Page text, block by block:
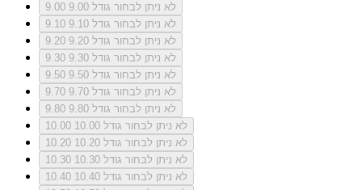
9.00
לא ניתן לבחור גודל 9.00
9.10
לא ניתן לבחור גודל 9.10
9.20
לא ניתן לבחור גודל 9.20
9.30
לא ניתן לבחור גודל 9.30
9.50
לא ניתן לבחור גודל 9.50
9.70
לא ניתן לבחור גודל 9.70
9.80
לא ניתן לבחור גודל 9.80
10.00
לא ניתן לבחור גודל 10.00
10.20
לא ניתן לבחור גודל 10.20
10.30
לא ניתן לבחור גודל 10.30
10.40
לא ניתן לבחור גודל 10.40